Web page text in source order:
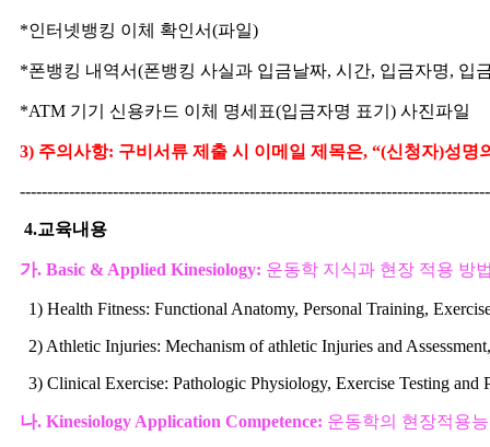
*인터넷뱅킹 이체 확인서(파일)
*폰뱅킹 내역서(폰뱅킹 사실과 입금날짜, 시간, 입금자명, 입
*ATM 기기 신용카드 이체 명세표(입금자명 표기 ) 사진파일
3) 주의사항: 구비서류 제출 시 이메일 제목은, “(신청자)성명
4.교육내용
가. Basic & Applied Kinesiology: 운동학 지식과 현장 적용 방
1) Health Fitness: Functional Anatomy, Personal Training,
2) Athletic Injuries: Mechanism of athletic Injuries and
3) Clinical Exercise: Pathologic Physiology, Exercise Testing and
나. Kinesiology Application Competence: 운동학의 현장적용